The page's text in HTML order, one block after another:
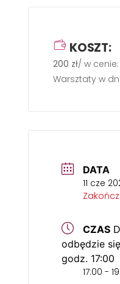
KOSZT:
200 zł/ w cenie:
Warsztaty w
DATA
11 cze
CZAS
odbędzie
godz. 17:00
17:00 -